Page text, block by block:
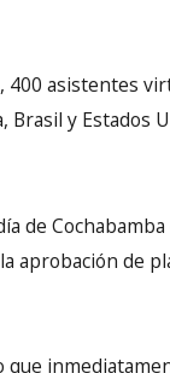
asistentes
y Estados
de
aprobación de